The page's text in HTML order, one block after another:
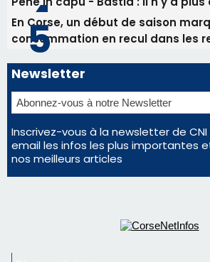
Les plus lus
Éclipse du 12 août : Où s'installer
profiter pleinement du spectacle ?
Satine Nomary est la nouvelle Miss
Éclipse du 12 août : la Corse aux
d'un spectacle qui ne reviendra
Pene in capu - Bastia : il n'y a plus